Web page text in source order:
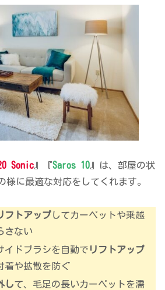
Sonic』『Saros 10』は、部屋の状
様に最適な対応をしてくれます。
フトアップしてカーペットや乗越
さない
イドブラシを自動で リフトアップ
着や拡散を防ぐ
して、毛足の長いカーペットを濡